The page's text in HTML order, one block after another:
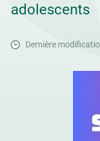
adolescents
Dernière